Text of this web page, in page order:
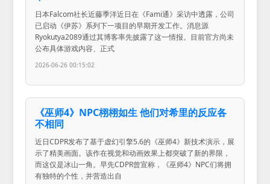
日本Falcom社长近藤季洋近日在《Fami通》采访中透露，公司
已启动《伊苏》系列下一项目的早期开发工作。消息源
Ryokutya2089通过其博客率先披露了这一情报。目前官方尚未
公布具体游戏内容、正式
2026-06-26 00:15:02
《巫师4》NPC栩栩如生 他们对希里的反应各
不相同
近日CDPR发布了基于虚幻引擎5.6的《巫师4》新技术演示，展
示了精美画面。该作在视觉和动画效果上都突破了新的界限，
而这仅是冰山一角。早先CDPR曾宣称，《巫师4》NPC们将拥
有独特的个性，并营造出自